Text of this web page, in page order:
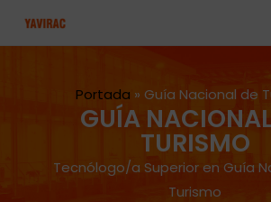
Portada » Guía Nacional de
GUÍA
TURISMO
Tecnólogo/a Superior en Guía
Turismo